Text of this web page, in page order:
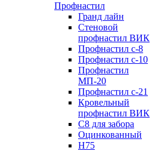
Профнастил
Гранд лайн
Стеновой
профнастил ВИК
Профнастил с-8
Профнастил с-10
Профнастил
МП-20
Профнастил с-21
Кровельный
профнастил ВИК
С8 для забора
Оцинкованный
Н75